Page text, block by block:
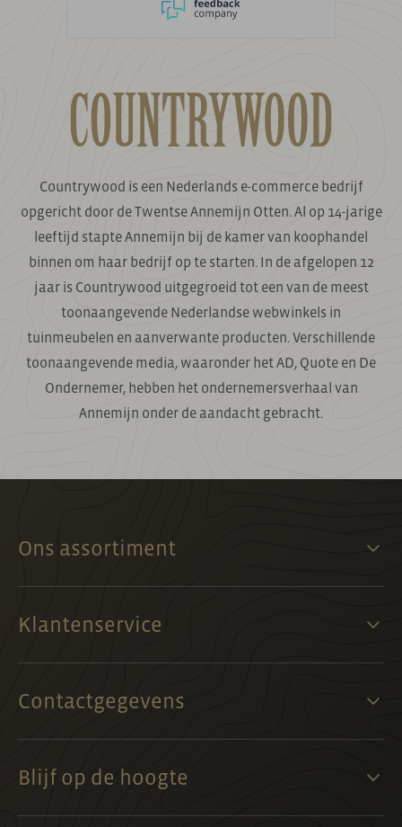
Countrywood is een Nederlands e-commerce bedrijf
opgericht door de Twentse Annemijn Otten. Al op 14-jarige
leeftijd stapte Annemijn bij de kamer van koophandel
binnen om haar bedrijf op te starten. In de afgelopen 12
jaar is Countrywood uitgegroeid tot een van de meest
toonaangevende Nederlandse webwinkels in
tuinmeubelen en aanverwante producten. Verschillende
toonaangevende media, waaronder het AD, Quote en De
Ondernemer, hebben het ondernemersverhaal van
Annemijn onder de aandacht gebracht.
Ons assortiment
Klantenservice
Contactgegevens
Blijf op de hoogte